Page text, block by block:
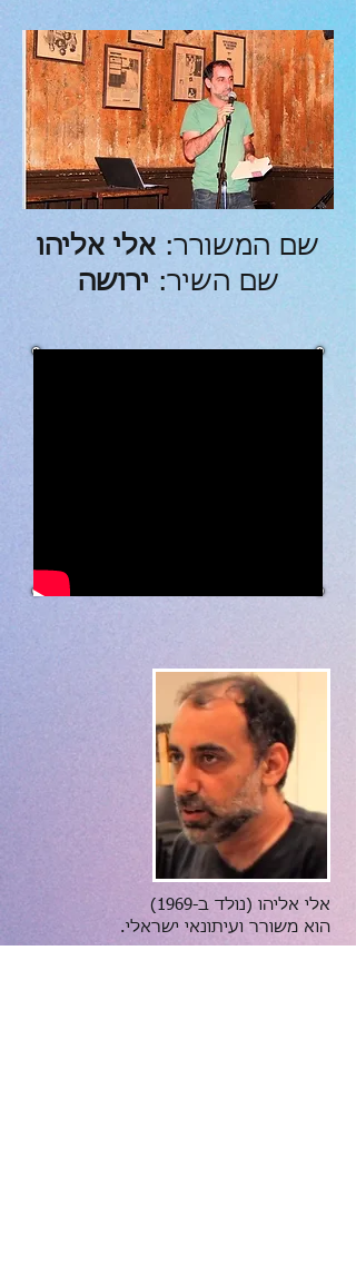
שם המשורר: אלי אליהו
שם השיר: ירושה
אלי אליהו (נולד ב-1969)
הוא משורר ועיתונאי ישראלי.